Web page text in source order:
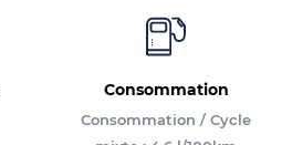
Consommation
Consommation / Cycle